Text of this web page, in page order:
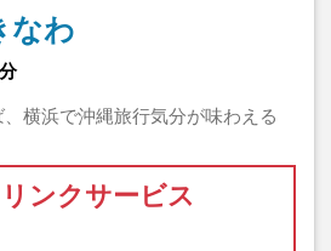
なわ
横浜で沖縄旅行気分が味わえる
ンクサービス